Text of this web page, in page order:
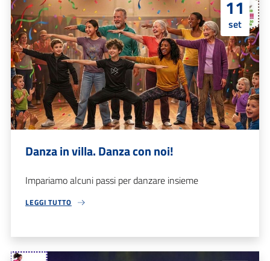
11
set
Danza in villa. Danza con noi!
Impariamo alcuni passi per danzare insieme
LEGGI TUTTO